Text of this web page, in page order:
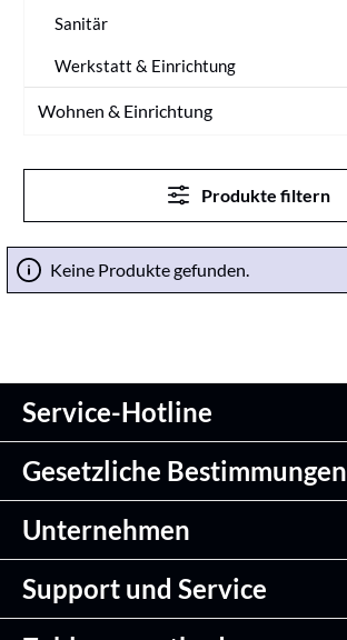
Sanitär
Werkstatt & Einrichtung
Wohnen & Einrichtung
Produkte filtern
Keine Produkte gefunden.
Service-Hotline
Gesetzliche Bestimmungen
Unternehmen
Support und Service